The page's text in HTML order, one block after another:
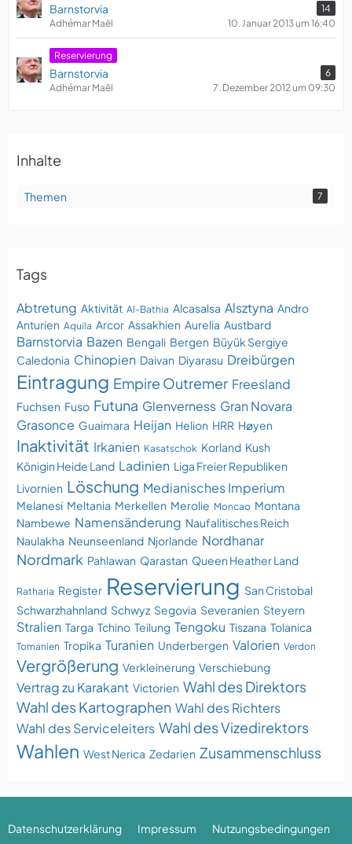
Barnstorvia
14
Adhémar Maël
10. Januar 2013 um 16:40
Reservierung
Barnstorvia
6
Adhémar Maël
7. Dezember 2012 um 09:30
Inhalte
Themen 7
Tags
Abtretung Aktivität Al-Bathia Alcasalsa Alsztyna Andro
Anturien Aquila Arcor Assakhien Aurelia Austbard
Barnstorvia Bazen Bengali Bergen Büyük Sergiye
Caledonia Chinopien Daivan Diyarasu Dreibürgen
Eintragung Empire Outremer Freesland
Fuchsen Fuso Futuna Glenverness Gran Novara
Grasonce Guaimara Heijan Helion HRR Høyen
Inaktivität Irkanien Kasatschok Korland Kush
Königin Heide Land Ladinien Liga Freier Republiken
Livornien Löschung Medianisches Imperium
Melanesi Meltania Merkellen Merolie Moncao Montana
Nambewe Namensänderung Naufalitisches Reich
Naulakha Neunseenland Njorlande Nordhanar
Nordmark Pahlawan Qarastan Queen Heather Land
Ratharia Register Reservierung San Cristobal
Schwarzhahnland Schwyz Segovia Severanien Steyern
Stralien Targa Tchino Teilung Tengoku Tiszana Tolanica
Tomanien Tropika Turanien Underbergen Valorien Verdon
Vergrößerung Verkleinerung Verschiebung
Vertrag zu Karakant Victorien Wahl des Direktors
Wahl des Kartographen Wahl des Richters
Wahl des Serviceleiters Wahl des Vizedirektors
Wahlen West Nerica Zedarien Zusammenschluss
Datenschutzerklärung Impressum Nutzungsbedingungen